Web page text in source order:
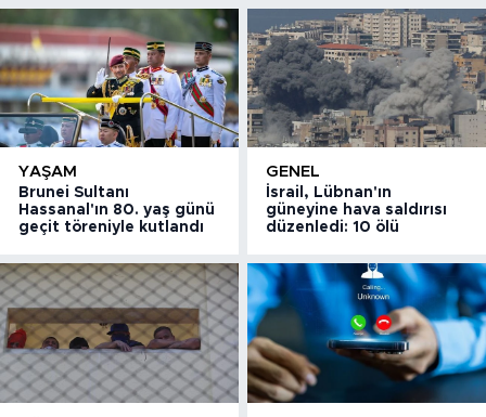
YAŞAM
Brunei Sultanı
Hassanal'ın 80. yaş günü
geçit töreniyle kutlandı
GENEL
İsrail, Lübnan'ın
güneyine hava saldırısı
düzenledi: 10 ölü